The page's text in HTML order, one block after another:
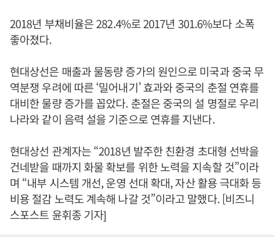
2018년 부채비율은 282.4%로 2017년 301.6%보다 소폭
좋아졌다.
현대상선은 매출과 물동량 증가의 원인으로 미국과 중국 무
역분쟁 우려에 따른 ‘밀어내기’ 효과와 중국의 춘절 연휴를
대비한 물량 증가를 꼽았다. 춘절은 중국의 설 명절로 우리
나라와 같이 음력 설을 기준으로 연휴를 지낸다.
현대상선 관계자는 “2018년 발주한 친환경 초대형 선박을
건네받을 때까지 화물 확보를 위한 노력을 지속할 것”이라
며 “내부 시스템 개선, 운영 선대 확대, 자산 활용 극대화 등
비용 절감 노력도 계속해 나갈 것”이라고 말했다. [비즈니
스포스트 윤휘종 기자]